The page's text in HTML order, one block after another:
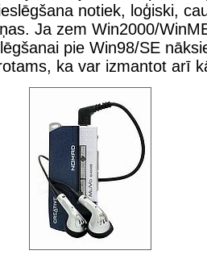
notiek, loģiski,
Ja zem Win2000/
pie Win98/SE
ka var izmantot arī